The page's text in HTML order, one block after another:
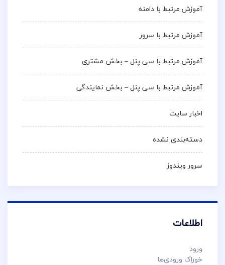
آموزش مرتبط با دامنه
آموزش مرتبط با سرور
آموزش مرتبط با سی پنل – بخش مشتری
آموزش مرتبط با سی پنل – بخش نمایندگی
اخبار سایت
دسته‌بندی نشده
سرور ویندوز
اطلاعات
ورود
خوراک ورودی‌ها